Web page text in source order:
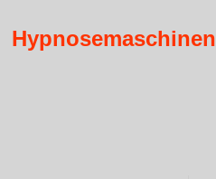
Hypnosemaschinen